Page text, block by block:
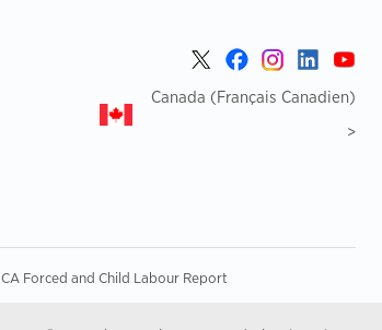
Canada (Français Canadien)
>
CA Forced and Child Labour Report